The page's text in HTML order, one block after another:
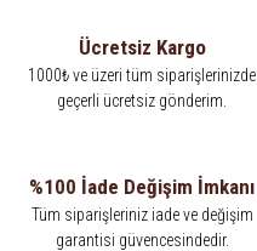
Ücretsiz Kargo
1000₺ ve üzeri tüm siparişlerinizde
geçerli ücretsiz gönderim.
%100 İade Değişim İmkanı
Tüm siparişleriniz iade ve değişim
garantisi güvencesindedir.